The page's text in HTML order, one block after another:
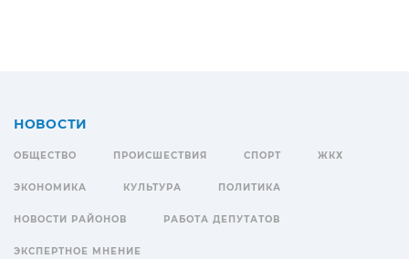
НОВОСТИ
ОБЩЕСТВО ПРОИСШЕСТВИЯ СПОРТ ЖКХ
ЭКОНОМИКА КУЛЬТУРА ПОЛИТИКА
НОВОСТИ РАЙОНОВ РАБОТА ДЕПУТАТОВ
ЭКСПЕРТНОЕ МНЕНИЕ